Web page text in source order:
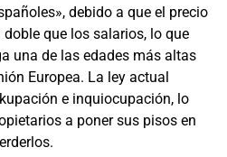
debido a que el precio
que los salarios, lo que
una de las edades más altas
Europea. La ley actual
e inquiocupación, lo
a poner sus pisos en